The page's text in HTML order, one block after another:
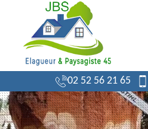
02 52 56 21 65